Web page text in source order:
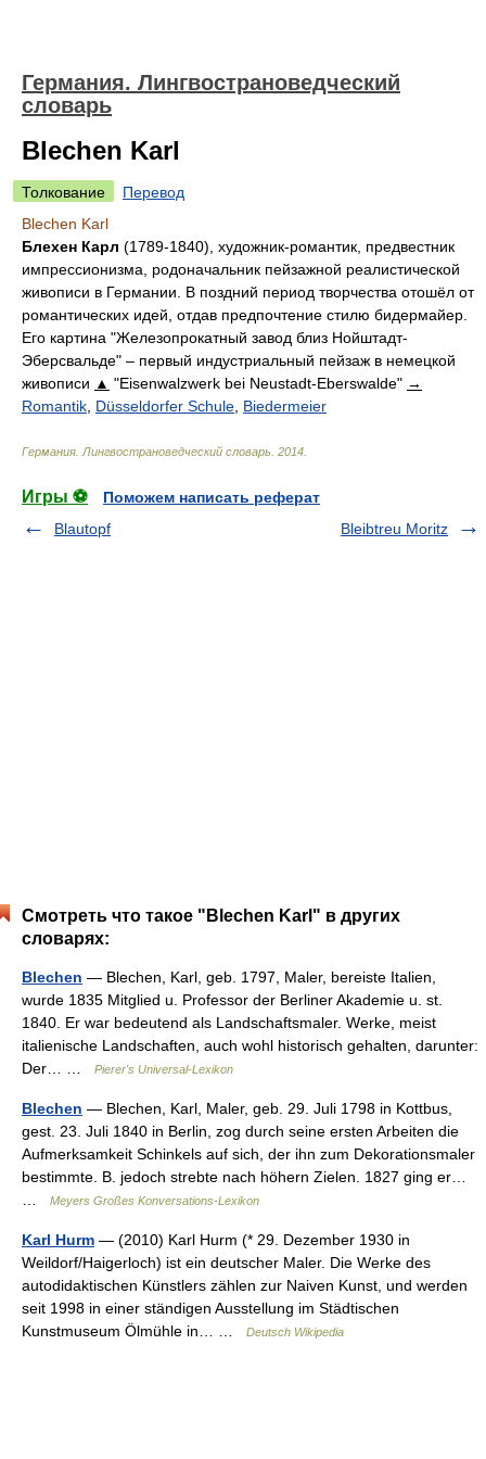
Германия. Лингвострановедческий
словарь
Blechen Karl
Толкование
Перевод
Blechen Karl
Блехен Карл (1789-1840), художник-романтик, предвестник
импрессионизма, родоначальник пейзажной реалистической
живописи в Германии. В поздний период творчества отошёл от
романтических идей, отдав предпочтение стилю бидермайер.
Его картина "Железопрокатный завод близ Нойштадт-
Эберсвальде" – первый индустриальный пейзаж в немецкой
живописи ▲ "Eisenwalzwerk bei Neustadt-Eberswalde" →
Romantik Düsseldorfer Schule Biedermeier
Германия. Лингвострановедческий словарь 2014
Игры ⚽
Поможем написать реферат
Blautopf
Bleibtreu Moritz
Смотреть что такое "Blechen Karl" в других
словарях:
Blechen — Blechen, Karl, geb. 1797, Maler, bereiste Italien,
wurde 1835 Mitglied u. Professor der Berliner Akademie u. st.
1840. Er war bedeutend als Landschaftsmaler. Werke, meist
italienische Landschaften, auch wohl historisch gehalten, darunter:
Der… …
Pierer's Universal-Lexikon
Blechen — Blechen, Karl, Maler, geb. 29. Juli 1798 in Kottbus,
gest. 23. Juli 1840 in Berlin, zog durch seine ersten Arbeiten die
Aufmerksamkeit Schinkels auf sich, der ihn zum Dekorationsmaler
bestimmte. B. jedoch strebte nach höhern Zielen. 1827 ging er…
Meyers Großes Konversations-Lexikon
Karl Hurm — (2010) Karl Hurm (* 29. Dezember 1930 in
Weildorf/Haigerloch) ist ein deutscher Maler. Die Werke des
autodidaktischen Künstlers zählen zur Naiven Kunst, und werden
seit 1998 in einer ständigen Ausstellung im Städtischen
Kunstmuseum Ölmühle in… …
Deutsch Wikipedia